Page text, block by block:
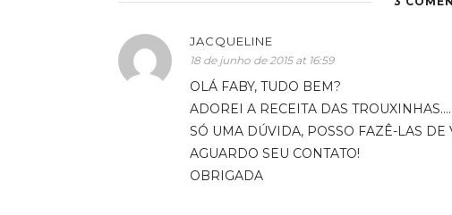
JACQUELINE
18 de junho de 2015 at 16:59
OLÁ FABY, TUDO BEM?
ADOREI A RECEITA DAS TROUXINHAS….
SÓ UMA DÚVIDA, POSSO FAZÊ-LAS DE
AGUARDO SEU CONTATO!
OBRIGADA